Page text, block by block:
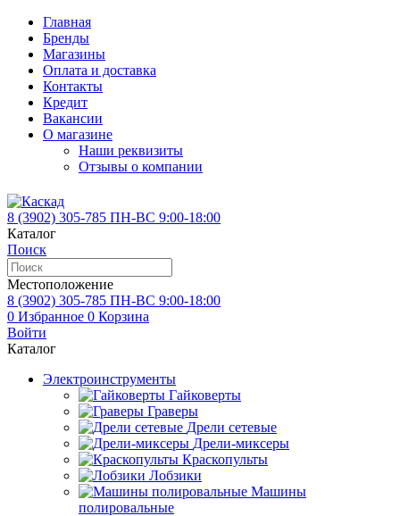
Главная
Бренды
Магазины
Оплата и доставка
Контакты
Кредит
Вакансии
О магазине
Наши реквизиты
Отзывы о компании
8 (3902) 305-785 ПН-ВС 9:00-18:00
Каталог
Поиск
Местоположение
8 (3902) 305-785 ПН-ВС 9:00-18:00
0 Избранное 0 Корзина
Войти
Каталог
Электроинструменты
Гайковерты
Граверы
Дрели сетевые
Дрели-миксеры
Краскопульты
Лобзики
Машины
полировальные